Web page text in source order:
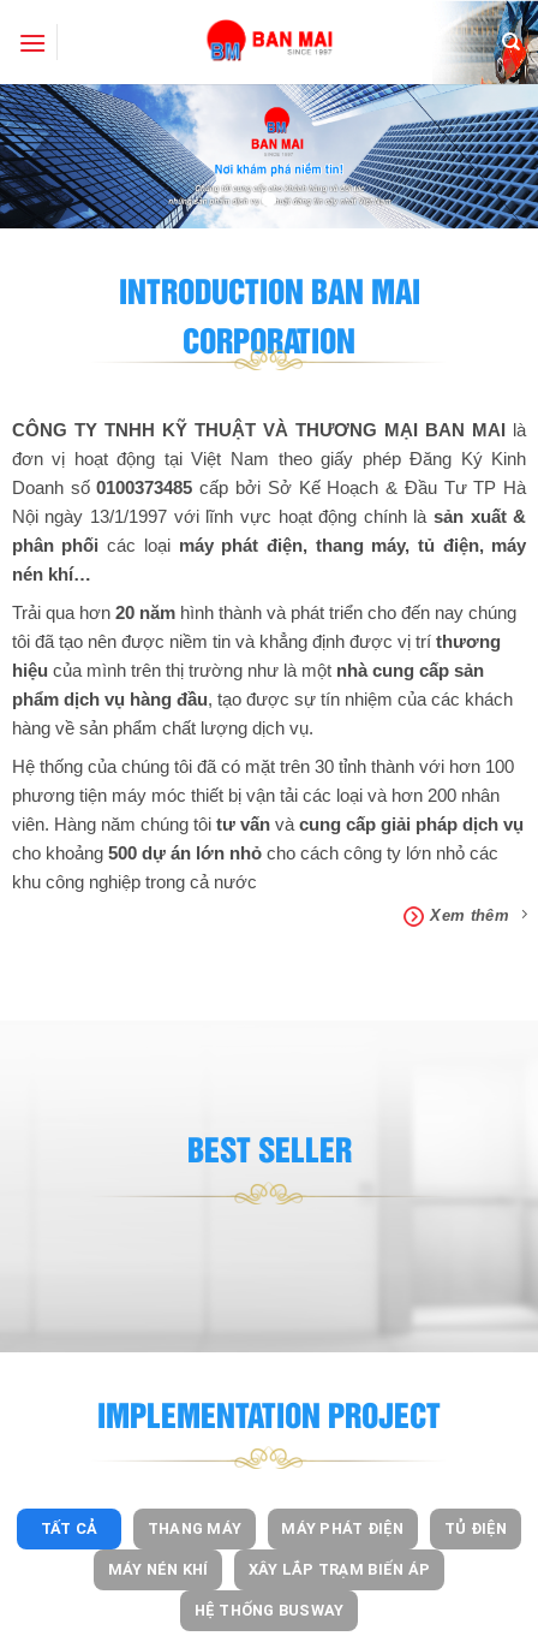
INTRODUCTION BAN MAI
CORPORATION
CÔNG TY TNHH KỸ THUẬT VÀ THƯƠNG MẠI BAN MAI là
đơn vị hoạt động tại Việt Nam theo giấy phép Đăng Ký Kinh
Doanh số0100373485 cấp bởi Sở Kế Hoạch & Đầu Tư TP Hà
Nội ngày 13/1/1997 với lĩnh vực hoạt động chính là sản xuất &
phân phối các loại máy phát điện, thang máy, tủ điện, máy
nén khí…
Trải qua hơn 20 nămhình thành và phát triển cho đến nay chúng
tôi đã tạo nên được niềm tin và khẳng định được vị tríthương
hiệu của mình trên thị trường như là một nhà cung cấp sản
phẩm dịch vụ hàng đầu, tạo được sự tín nhiệm của các khách
hàng về sản phẩm chất lượng dịch vụ.
Hệ thống của chúng tôi đã có mặt trên 30 tỉnh thành với hơn 100
phương tiện máy móc thiết bị vận tải các loại và hơn 200 nhân
viên. Hàng năm chúng tôi tư vấnvà cung cấp giải pháp dịch vụ
cho khoảng 500 dự án lớn nhỏcho cách công ty lớn nhỏ các
khu công nghiệp trong cả nước
Xem thêm
BEST SELLER
IMPLEMENTATION PROJECT
TẤT CẢ THANG MÁY MÁY PHÁT ĐIỆN TỦ ĐIỆN
MÁY NÉN KHÍ XÂY LẮP TRẠM BIẾN ÁP
HỆ THỐNG BUSWAY